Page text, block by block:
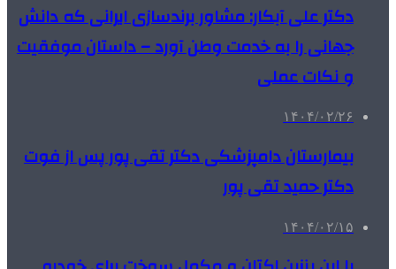
دکتر علی آبکار: مشاور برندسازی ایرانی که دانش
جهانی را به خدمت وطن آورد – داستان موفقیت
و نکات عملی
۱۴۰۴/۰۲/۲۶
بیمارستان دامپزشکی دکتر تقی پور پس از فوت
دکتر حمید تقی پور
۱۴۰۴/۰۲/۱۵